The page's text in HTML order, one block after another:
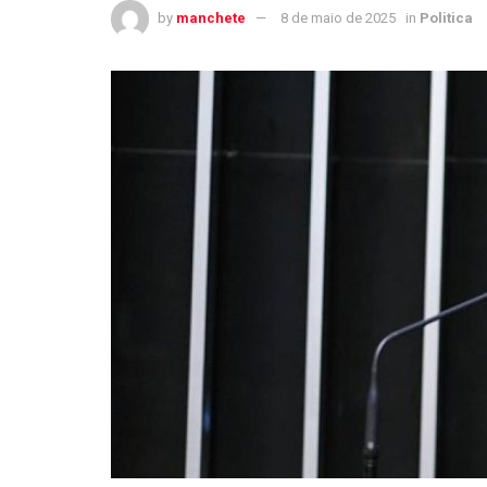
by manchete 8 de maio de 2025 in Politica